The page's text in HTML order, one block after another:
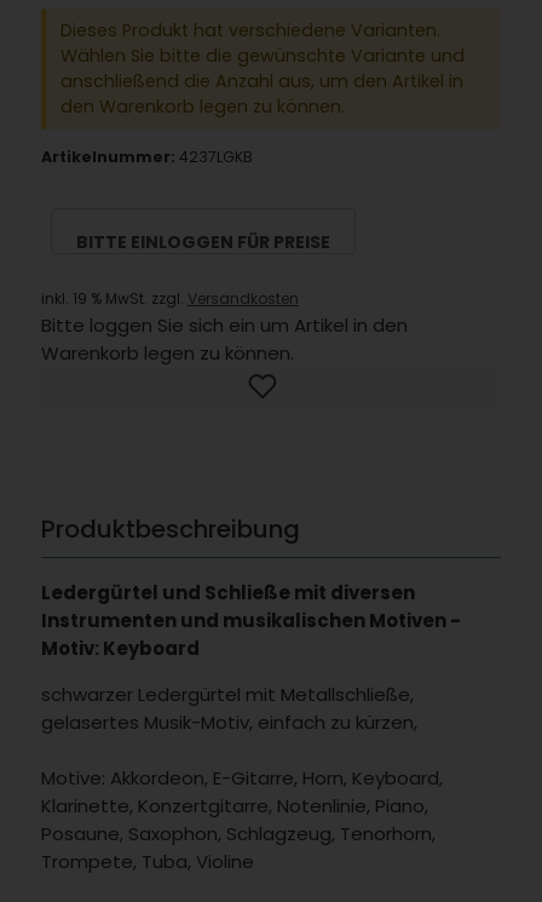
Dieses Produkt hat verschiedene Varianten.
Wählen Sie bitte die gewünschte Variante und
anschließend die Anzahl aus, um den Artikel in
den Warenkorb legen zu können.
Artikelnummer: 4237LGKB
BITTE EINLOGGEN FÜR PREISE
inkl. 19 % MwSt. zzgl. Versandkosten
Bitte loggen Sie sich ein um Artikel in den
Warenkorb legen zu können.
Produktbeschreibung
Ledergürtel und Schließe mit diversen
Instrumenten und musikalischen Motiven -
Motiv: Keyboard
schwarzer Ledergürtel mit Metallschließe,
gelasertes Musik-Motiv, einfach zu kürzen,
Motive: Akkordeon, E-Gitarre, Horn, Keyboard,
Klarinette, Konzertgitarre, Notenlinie, Piano,
Posaune, Saxophon, Schlagzeug, Tenorhorn,
Trompete, Tuba, Violine